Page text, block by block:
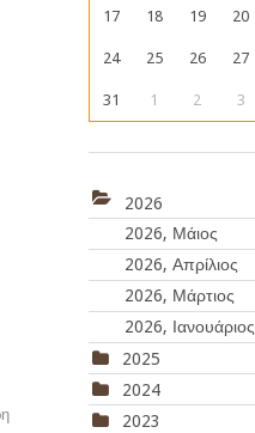
17 18 19 20
24 25 26 27
31 1 2 3
2026
2026, Μάιος
2026, Απρίλιος
2026, Μάρτιος
2026, Ιανουάριος
2025
2024
2023